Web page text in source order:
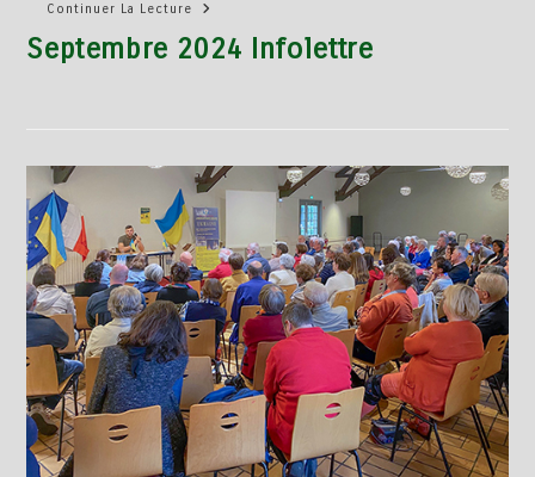
Continuer La Lecture
Septembre 2024 Infolettre